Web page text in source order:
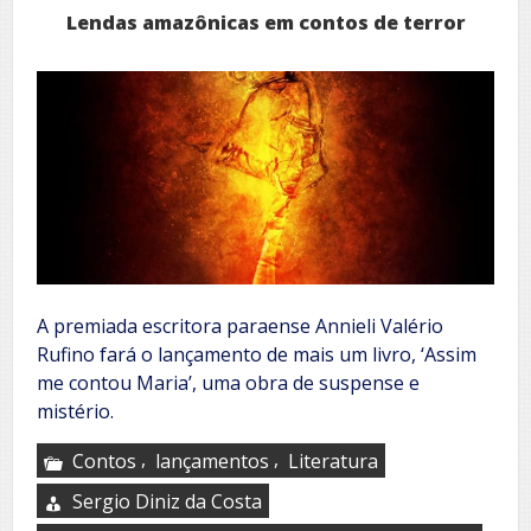
Lendas amazônicas em contos de terror
A premiada escritora paraense Annieli Valério
Rufino fará o lançamento de mais um livro, ‘Assim
me contou Maria’, uma obra de suspense e
mistério.
Contos , lançamentos , Literatura
Sergio Diniz da Costa